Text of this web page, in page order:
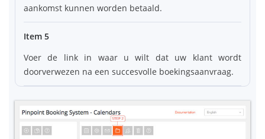
aankomst kunnen worden betaald.
Item 5
Voer de link in waar u wilt dat uw klant wordt
doorverwezen na een succesvolle boekingsaanvraag.